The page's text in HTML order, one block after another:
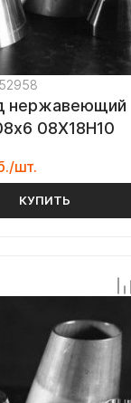
нержавеющий
08Х18Н10
шт.
КУПИТЬ